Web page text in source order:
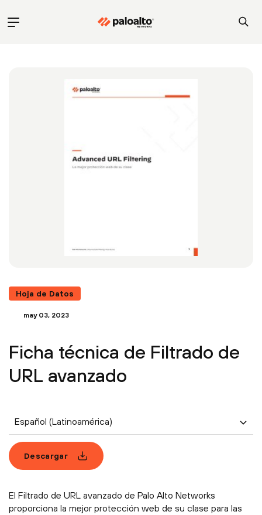
Hoja de Datos
may 03, 2023
Ficha técnica de Filtrado de
URL avanzado
Español (Latinoamérica)
Descargar
El Filtrado de URL avanzado de Palo Alto Networks
proporciona la mejor protección web de su clase para las